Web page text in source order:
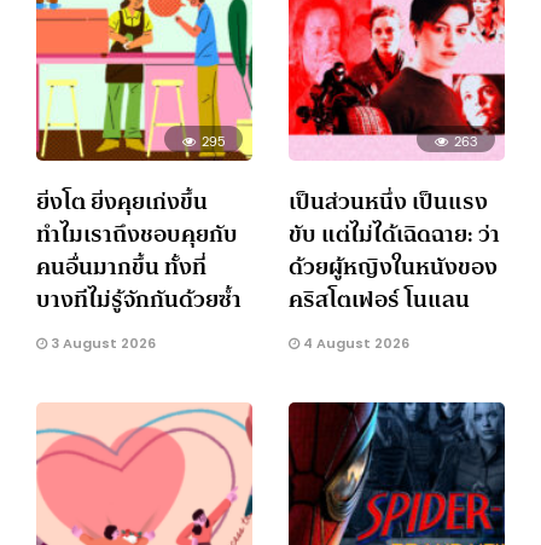
295
ยิ่งโต ยิ่งคุยเก่งขึ้น
ทำไมเราถึงชอบคุยกับ
คนอื่นมากขึ้น ทั้งที่
บางทีไม่รู้จักกันด้วยซ้ำ
3 August 2026
263
เป็นส่วนหนึ่ง เป็นแรง
ขับ แต่ไม่ได้เฉิดฉาย: ว่า
ด้วยผู้หญิงในหนังของ
คริสโตเฟอร์ โนแลน
4 August 2026